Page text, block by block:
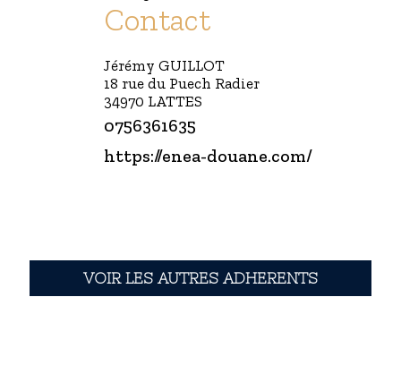
Contact
Jérémy GUILLOT
18 rue du Puech Radier
34970 LATTES
0756361635
https://enea-douane.com/
VOIR LES AUTRES ADHERENTS